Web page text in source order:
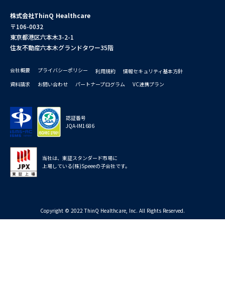
株式会社ThinQ Healthcare
〒106-0032
東京都港区六本木3-2-1
住友不動産六本木グランドタワー35階
会社概要 プライバシーポリシー 利用規約
情報セキュリティ基本方針
資料請求
お問い合わせ パートナープログラム VC連携プラン
認証番号
JQA-IM1686
当社は、東証スタンダード市場に
上場している(株)Speeeの子会社です。
Copyright © 2022 ThinQ Healthcare, Inc. All Rights Reserved.